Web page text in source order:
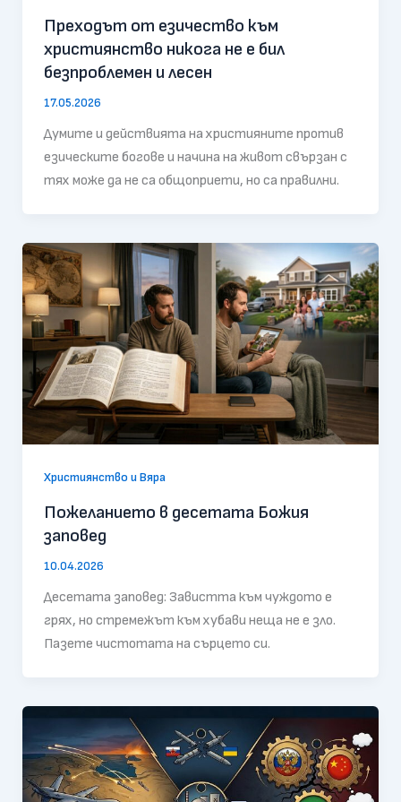
Преходът от езичество към
християнство никога не е бил
безпроблемен и лесен
17.05.2026
Думите и действията на християните против
езическите богове и начина на живот свързан с
тях може да не са общоприети, но са правилни.
Християнство и Вяра
Пожеланието в десетата Божия
заповед
10.04.2026
Десетата заповед: Завистта към чуждото е
грях, но стремежът към хубави неща не е зло.
Пазете чистотата на сърцето си.